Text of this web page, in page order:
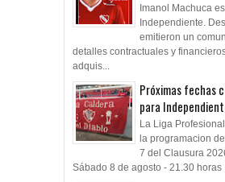
Imanol Machuca
Independiente.
emitieron un
detalles contractuales y
adquis...
Próximas fechas
para
La Liga
la programacion
7 del Clausura
Sábado 8 de agosto - 21.30